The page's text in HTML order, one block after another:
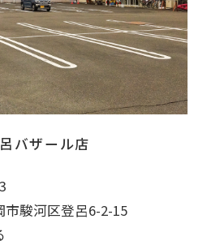
バザール店
市駿河区登呂6-2-15